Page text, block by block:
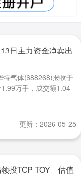
日主力资金净卖出
特气体(688268)报收于
万手，成交额1.04
更新：2026-05-25
投TOP TOY，估值